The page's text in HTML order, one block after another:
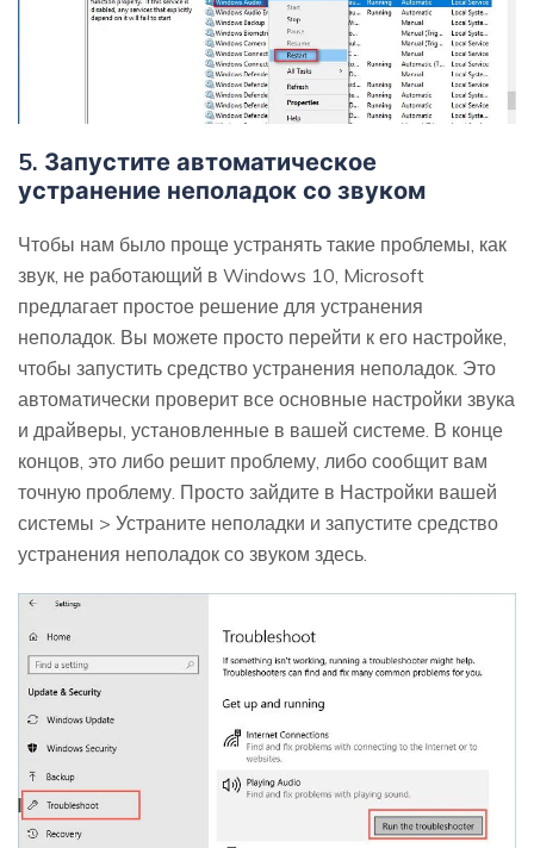
5. Запустите автоматическое
устранение неполадок со звуком
Чтобы нам было проще устранять такие проблемы, как
звук, не работающий в Windows 10, Microsoft
предлагает простое решение для устранения
неполадок. Вы можете просто перейти к его настройке,
чтобы запустить средство устранения неполадок. Это
автоматически проверит все основные настройки звука
и драйверы, установленные в вашей системе. В конце
концов, это либо решит проблему, либо сообщит вам
точную проблему. Просто зайдите в Настройки вашей
системы > Устраните неполадки и запустите средство
устранения неполадок со звуком здесь.